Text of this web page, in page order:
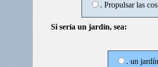
. Propulsar las
Si sería un jardín, sea:
. un